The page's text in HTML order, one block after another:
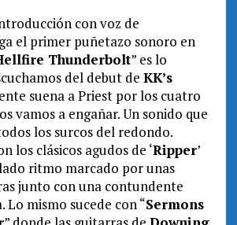
con voz de
el primer puñetazo sonoro en
Thunderbolt” es lo
del debut de KK’s
suena a Priest por los cuatro
vamos a engañar. Un sonido que
los surcos del redondo.
los clásicos agudos de ‘Ripper’
ritmo marcado por unas
junto con una contundente
Lo mismo sucede con “Sermons